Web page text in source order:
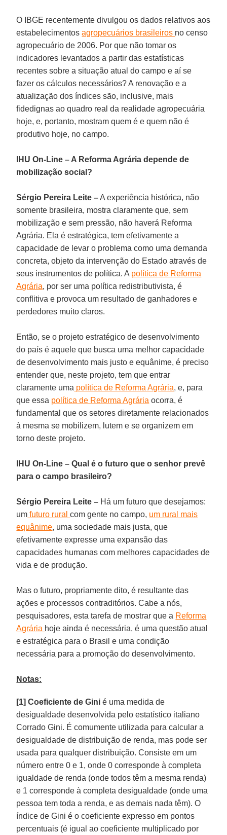
O IBGE recentemente divulgou os dados relativos aos
estabelecimentosagropecuários brasileiros no censo
agropecuário de 2006. Por que não tomar os
indicadores levantados a partir das estatísticas
recentes sobre a situação atual do campo e aí se
fazer os cálculos necessários? A renovação e a
atualização dos índices são, inclusive, mais
fidedignas ao quadro real da realidade agropecuária
hoje, e, portanto, mostram quem é e quem não é
produtivo hoje, no campo.
IHU On-Line – A Reforma Agrária depende de
mobilização social?
Sérgio Pereira Leite –A experiência histórica, não
somente brasileira, mostra claramente que, sem
mobilização e sem pressão, não haverá Reforma
Agrária. Ela é estratégica, tem efetivamente a
capacidade de levar o problema como uma demanda
concreta, objeto da intervenção do Estado através de
seus instrumentos de política. A política de Reforma
Agrária, por ser uma política redistributivista, é
conflitiva e provoca um resultado de ganhadores e
perdedores muito claros.
Então, se o projeto estratégico de desenvolvimento
do país é aquele que busca uma melhor capacidade
de desenvolvimento mais justo e equânime, é preciso
entender que, neste projeto, tem que entrar
claramente uma política de Reforma Agrária, e, para
que essa política de Reforma Agrária ocorra, é
fundamental que os setores diretamente relacionados
à mesma se mobilizem, lutem e se organizem em
torno deste projeto.
IHU On-Line – Qual é o futuro que o senhor prevê
para o campo brasileiro?
Sérgio Pereira Leite – Há um futuro que desejamos:
um futuro ruralcom gente no campo, um rural mais
equânime, uma sociedade mais justa, que
efetivamente expresse uma expansão das
capacidades humanas com melhores capacidades de
vida e de produção.
Mas o futuro, propriamente dito, é resultante das
ações e processos contraditórios. Cabe a nós,
pesquisadores, esta tarefa de mostrar que a Reforma
Agrária hoje ainda é necessária, é uma questão atual
e estratégica para o Brasil e uma condição
necessária para a promoção do desenvolvimento.
Notas:
[1] Coeficiente de Ginié uma medida de
desigualdade desenvolvida pelo estatístico italiano
Corrado Gini. É comumente utilizada para calcular a
desigualdade de distribuição de renda, mas pode ser
usada para qualquer distribuição. Consiste em um
número entre 0 e 1, onde 0 corresponde à completa
igualdade de renda (onde todos têm a mesma renda)
e 1 corresponde à completa desigualdade (onde uma
pessoa tem toda a renda, e as demais nada têm). O
índice de Gini é o coeficiente expresso em pontos
percentuais (é igual ao coeficiente multiplicado por